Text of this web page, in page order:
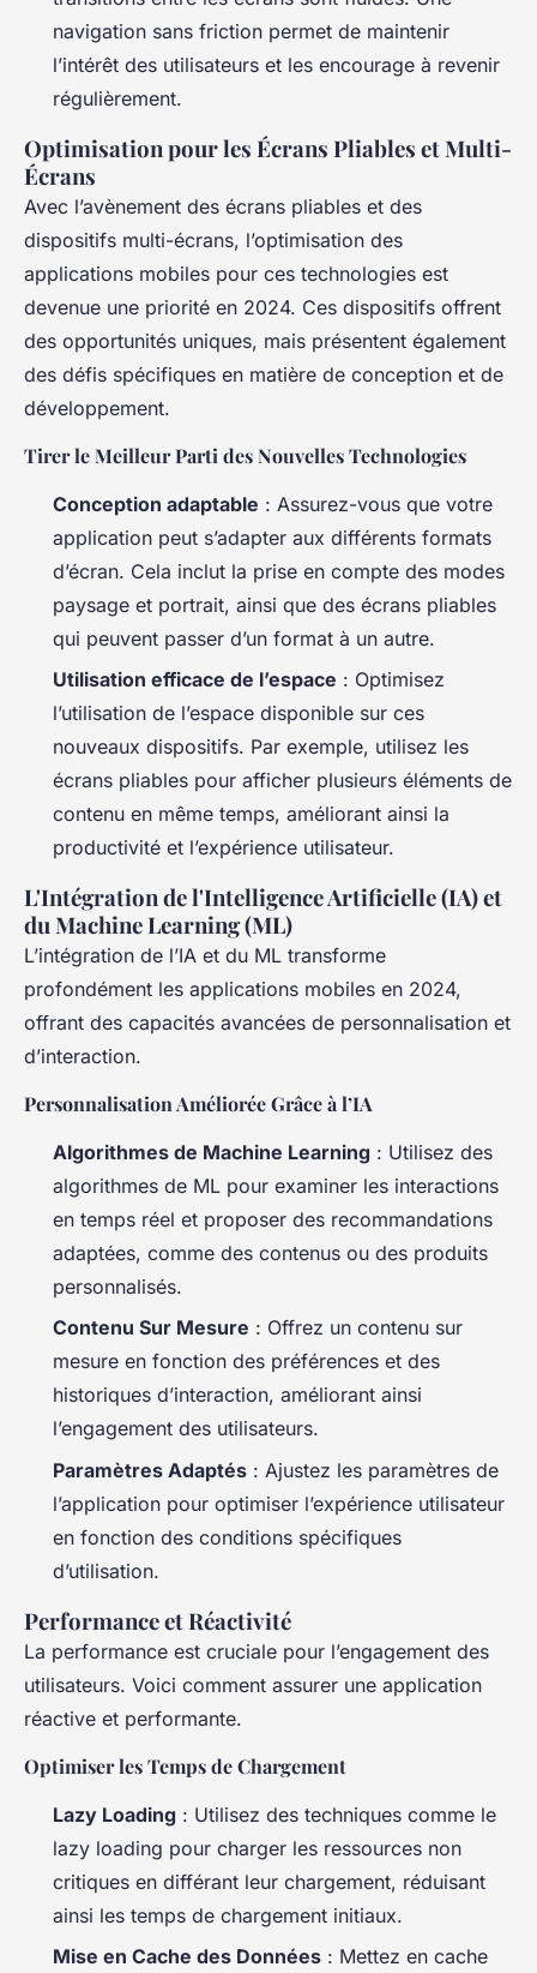
navigation sans friction permet de maintenir
l’intérêt des utilisateurs et les encourage à revenir
régulièrement.
Optimisation pour les Écrans Pliables et Multi-
Écrans
Avec l’avènement des écrans pliables et des
dispositifs multi-écrans, l’optimisation des
applications mobiles pour ces technologies est
devenue une priorité en 2024. Ces dispositifs offrent
des opportunités uniques, mais présentent également
des défis spécifiques en matière de conception et de
développement.
Tirer le Meilleur Parti des Nouvelles Technologies
Conception adaptable : Assurez-vous que votre
application peut s’adapter aux différents formats
d’écran. Cela inclut la prise en compte des modes
paysage et portrait, ainsi que des écrans pliables
qui peuvent passer d’un format à un autre.
Utilisation efficace de l’espace : Optimisez
l’utilisation de l’espace disponible sur ces
nouveaux dispositifs. Par exemple, utilisez les
écrans pliables pour afficher plusieurs éléments de
contenu en même temps, améliorant ainsi la
productivité et l’expérience utilisateur.
L'Intégration de l'Intelligence Artificielle (IA) et
du Machine Learning (ML)
L’intégration de l’IA et du ML transforme
profondément les applications mobiles en 2024,
offrant des capacités avancées de personnalisation et
d’interaction.
Personnalisation Améliorée Grâce à l’IA
Algorithmes de Machine Learning : Utilisez des
algorithmes de ML pour examiner les interactions
en temps réel et proposer des recommandations
adaptées, comme des contenus ou des produits
personnalisés.
Contenu Sur Mesure : Offrez un contenu sur
mesure en fonction des préférences et des
historiques d’interaction, améliorant ainsi
l’engagement des utilisateurs.
Paramètres Adaptés : Ajustez les paramètres de
l’application pour optimiser l’expérience utilisateur
en fonction des conditions spécifiques
d’utilisation.
Performance et Réactivité
La performance est cruciale pour l’engagement des
utilisateurs. Voici comment assurer une application
réactive et performante.
Optimiser les Temps de Chargement
Lazy Loading : Utilisez des techniques comme le
lazy loading pour charger les ressources non
critiques en différant leur chargement, réduisant
ainsi les temps de chargement initiaux.
Mise en Cache des Données : Mettez en cache